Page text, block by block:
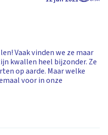
Vaak vinden we ze maar
kwallen heel bijzonder. Ze
op aarde. Maar welke
voor in onze